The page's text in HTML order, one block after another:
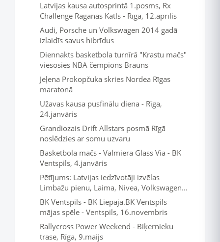
Latvijas kausa autosprintā 1.posms, Rx
Challenge Raganas Katls - Rīga, 12.aprīlis
Audi, Porsche un Volkswagen 2014 gadā
izlaidīs savus hibrīdus
Diennakts basketbola turnīrā "Krastu mačs"
viesosies NBA čempions Brauns
Jeļena Prokopčuka skries Nordea Rīgas
maratonā
Užavas kausa pusfinālu diena - Rīga,
24.janvāris
Grandiozais Drift Allstars posmā Rīgā
noslēdzies ar somu uzvaru
Basketbola mačs - Valmiera Glass Via - BK
Ventspils, 4.janvāris
Pētījums: Latvijas iedzīvotāji izvēlas
Limbažu pienu, Laima, Nivea, Volkswagen...
BK Ventspils - BK Liepāja.BK Ventspils
mājas spēle - Ventspils, 16.novembris
Rallycross Power Weekend - Biķernieku
trase, Rīga, 9.maijs